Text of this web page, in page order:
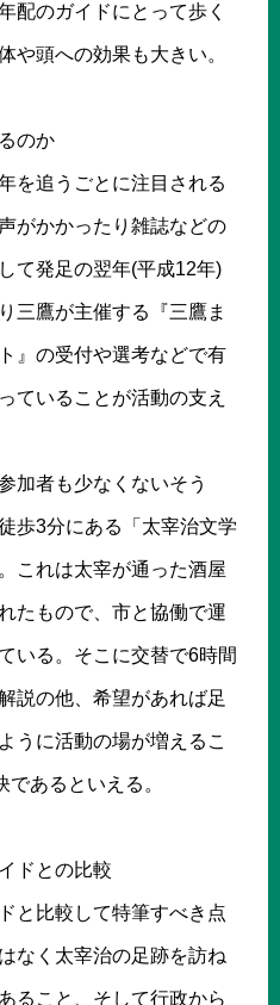
配のガイドにとって歩く
や頭への効果も大きい。
のか
を追うごとに注目される
がかかったり雑誌などの
て発足の翌年(平成12年)
三鷹が主催する『三鷹ま
』の受付や選考などで有
ていることが活動の支え
加者も少なくないそう
歩3分にある「太宰治文学
これは太宰が通った酒屋
たもので、市と協働で運
いる。そこに交替で6時間
説の他、希望があれば足
うに活動の場が増えるこ
あるといえる。
ドとの比較
と比較して特筆すべき点
なく太宰治の足跡を訪ね
ること、そして行政から